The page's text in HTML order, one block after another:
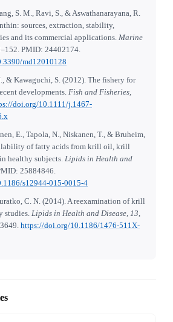
S. M., Ravi, S., & Aswathanarayana, R.
sources, extraction, stability,
and its commercial applications. Marine
PMID: 24402174.
md12010128
& Kawaguchi, S. (2012). The fishery for
developments. Fish and Fisheries,
doi.org/10.1111/j.1467-
E., Tapola, N., Niskanen, T., & Bruheim,
of fatty acids from krill oil, krill
healthy subjects. Lipids in Health and
25884846.
s12944-015-0015-4
C. N. (2014). A reexamination of krill
Lipids in Health and Disease, 13
https://doi.org/10.1186/1476-511X-